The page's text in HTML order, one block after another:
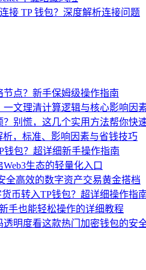
接 TP 钱包？深度解析连接问题
点？新手保姆级操作指南
一文理清计算逻辑与核心影响因
？别慌，这几个实用方法帮你快
，标准、影响因素与省钱技巧
钱包？超详细新手操作指南
生态的轻量化入口
全高效的数字资产交易黄金搭档
币转入TP钱包？超详细操作指
手也能轻松操作的详细教程
透明度看这款热门加密钱包的安